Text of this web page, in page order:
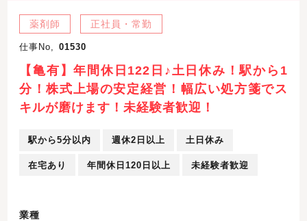
薬剤師 正社員・常勤
仕事No, 01530
【亀有】年間休日122日♪土日休み！駅から1
分！株式上場の安定経営！幅広い処方箋でス
キルが磨けます！未経験者歓迎！
駅から5分以内 週休2日以上 土日休み
在宅あり 年間休日120日以上 未経験者歓迎
業種